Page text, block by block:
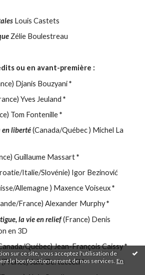
sur ce site, vous acceptez l'utilisation de
le bon fonctionnement de nos services. En
Louis Castets
Zélie Boulestreau
ou en avant-première :
Djanis Bouzyani*
Yves Jeuland*
Tom Fontenille*
en liberté(Canada/Québec ) Michel La
Guillaume Massart*
Italie/Slovénie) Igor Bezinović
Allemagne ) Maxence Voiseux*
France) Alexander Murphy*
la vie en relief(France) Denis
en 3D
Québec) Jean-François Caissy*
(France) Julie Bertuccelli*